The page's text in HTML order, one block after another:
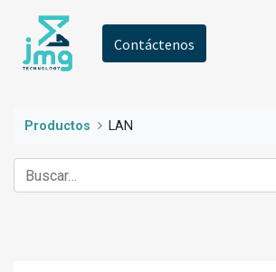
Contáctenos
Productos LAN